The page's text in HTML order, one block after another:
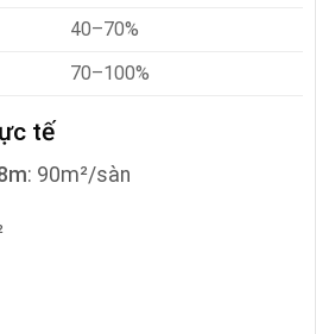
40–70%
70–100%
tế
: 90m²/sàn